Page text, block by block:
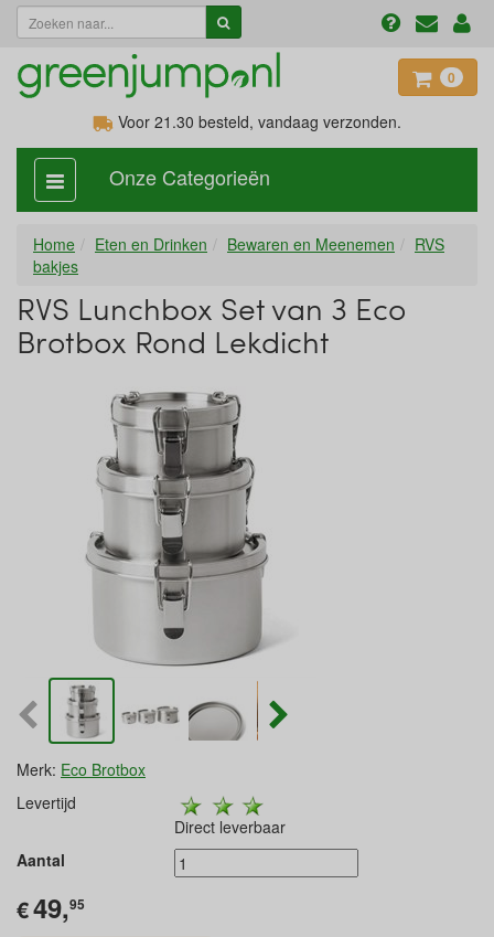
0
Voor 21.30 besteld, vandaag verzonden.
categorie
aan,
Onze Categorieën
Home Eten en Drinken Bewaren en Meenemen
RVS
bakjes
RVS Lunchbox Set van 3 Eco
Brotbox Rond Lekdicht
Merk: Eco Brotbox
Levertijd
Direct leverbaar
Aantal
€49,95